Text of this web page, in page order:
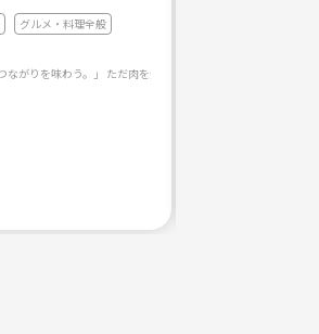
グルメ・料理全般